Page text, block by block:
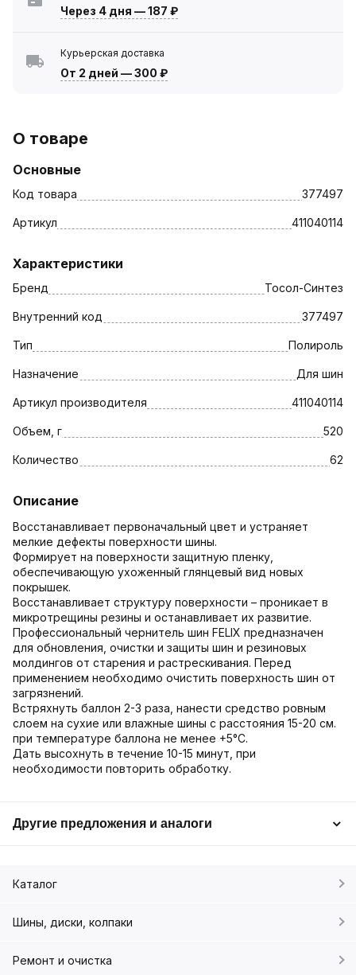
Через 4 дня —187 ₽
Курьерская доставка
От 2 дней —300 ₽
О товаре
Основные
Код товара 377497
Артикул 411040114
Характеристики
Бренд Тосол-Синтез
Внутренний код 377497
Тип Полироль
Назначение Для шин
Артикул производителя 411040114
Объем, г 520
Количество 62
Описание
Восстанавливает первоначальный цвет и устраняет
мелкие дефекты поверхности шины.
Формирует на поверхности защитную пленку,
обеспечивающую ухоженный глянцевый вид новых
покрышек.
Восстанавливает структуру поверхности – проникает в
микротрещины резины и останавливает их развитие.
Профессиональный чернитель шин FELIX предназначен
для обновления, очистки и защиты шин и резиновых
молдингов от старения и растрескивания. Перед
применением необходимо очистить поверхность шин от
загрязнений.
Встряхнуть баллон 2-3 раза, нанести средство ровным
слоем на сухие или влажные шины с расстояния 15-20 см.
при температуре баллона не менее +5°С.
Дать высохнуть в течение 10-15 минут, при
необходимости повторить обработку.
Другие предложения и аналоги
Каталог
Шины, диски, колпаки
Ремонт и очистка